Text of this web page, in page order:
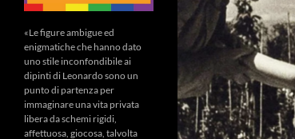
«Le figure ambigue ed
enigmatiche che hanno dato
uno stile inconfondibile ai
dipinti di Leonardo sono un
punto di partenza per
immaginare una vita privata
libera da schemi rigidi,
affettuosa, giocosa, talvolta